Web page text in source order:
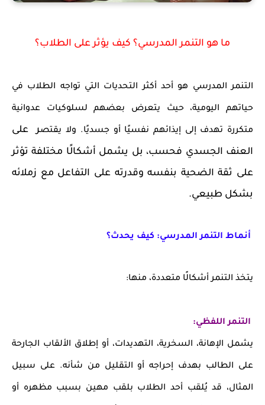
ما هو التنمر المدرسي؟ كيف يؤثر على الطلاب؟
التنمر المدرسي هو أحد أكثر التحديات التي تواجه الطلاب في
حياتهم اليومية، حيث يتعرض بعضهم لسلوكيات عدوانية
متكررة تهدف إلى إيذائهم نفسيًا أو جسديًا. ولا يقتصر على
العنف الجسدي فحسب، بل يشمل أشكالًا مختلفة تؤثر
على ثقة الضحية بنفسه وقدرته على التفاعل مع زملائه
بشكل طبيعي.
أنماط التنمر المدرسي: كيف يحدث؟
يتخذ التنمر أشكالًا متعددة، منها:
التنمر اللفظي:
يشمل الإهانة، السخرية، التهديدات، أو إطلاق الألقاب الجارحة
على الطالب بهدف إحراجه أو التقليل من شأنه. على سبيل
المثال، قد يُلقب أحد الطلاب بلقب مهين بسبب مظهره أو